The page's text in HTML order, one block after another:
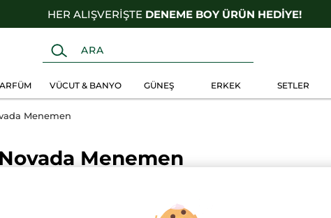
HER ALIŞVERİŞTE DENEME BOY ÜRÜN HEDİYE!
VÜCUT & BANYO GÜNEŞ ERKEK SETLER
Menemen
Menemen
MAĞAZAMIZDA GEÇERLİ